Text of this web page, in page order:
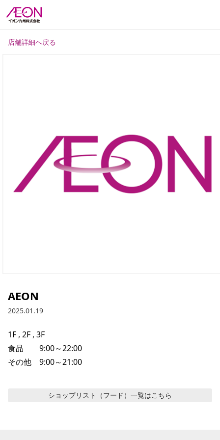
店舗詳細へ戻る
AEON
2025.01.19
1F , 2F , 3F
食品　　9:00～22:00
その他　9:00～21:00
ショップリスト（フード） 一覧はこちら